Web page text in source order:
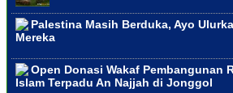
Palestina Masih Berduka, Ayo
Mereka
Open Donasi Wakaf Pembangunan
Islam Terpadu An Najjah di Jonggol